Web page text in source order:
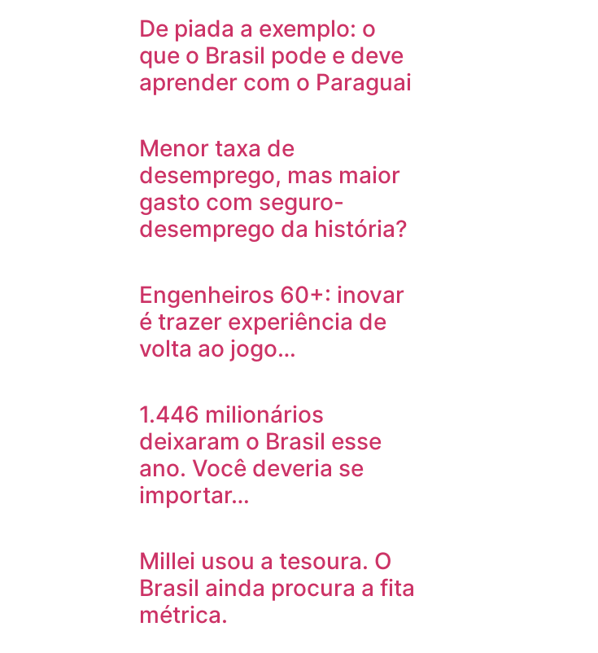
De piada a exemplo: o
que o Brasil pode e deve
aprender com o Paraguai
Menor taxa de
desemprego, mas maior
gasto com seguro-
desemprego da história?
Engenheiros 60+: inovar
é trazer experiência de
volta ao jogo…
1.446 milionários
deixaram o Brasil esse
ano. Você deveria se
importar…
Millei usou a tesoura. O
Brasil ainda procura a fita
métrica.